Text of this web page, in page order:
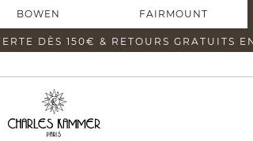
BOWEN FAIRMOUNT
DÈS 150€ & RETOURS GRATUITS